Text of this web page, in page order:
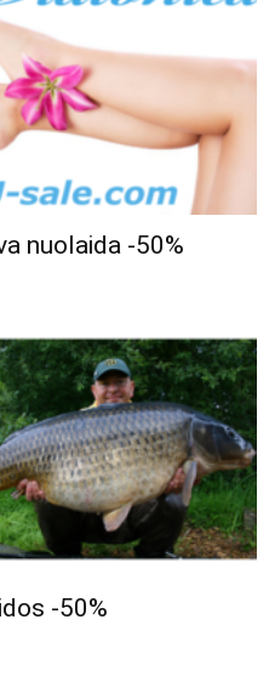
nuolaida -50%
-50%